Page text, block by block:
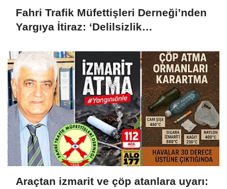
Fahri Trafik Müfettişleri Derneği’nden
Yargıya İtiraz: ‘Delilsizlik
Hukuksuzdur’
Araçtan izmarit ve çöp atanlara uyarı: